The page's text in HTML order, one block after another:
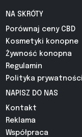
NA SKRÓTY
Porównaj ceny CBD
Kosmetyki konopne
Żywność konopna
Regulamin
Polityka prywatności
NAPISZ DO NAS
Kontakt
Reklama
Współpraca